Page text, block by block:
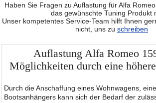
Haben Sie Fragen zu Auflastung für Alfa
das gewünschte Tuning Produkt
Unser kompetentes Service-Team hilft Ihnen
nicht, uns zu schreiben
Auflastung Alfa Romeo
Möglichkeiten durch eine
Durch die Anschaffung eines Wohnwagens,
Bootsanhängers kann sich der Bedarf der